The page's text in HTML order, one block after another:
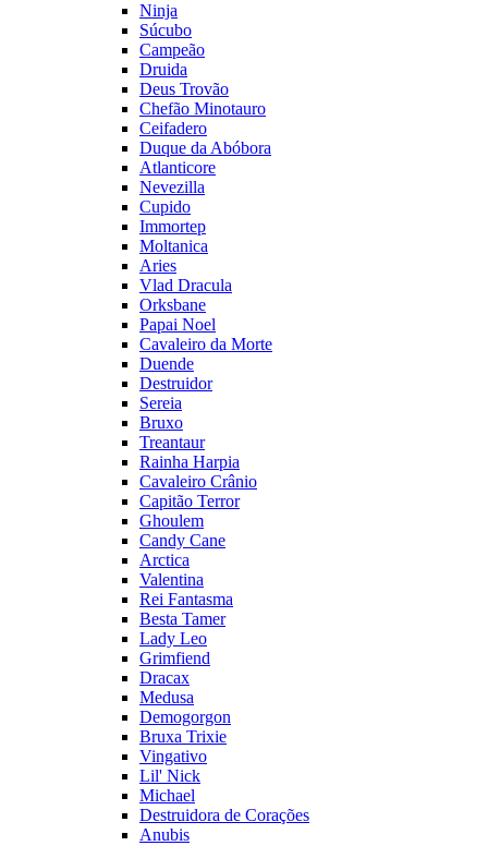
Ninja
Súcubo
Campeão
Druida
Deus Trovão
Chefão Minotauro
Ceifadero
Duque da Abóbora
Atlanticore
Nevezilla
Cupido
Immortep
Moltanica
Aries
Vlad Dracula
Orksbane
Papai Noel
Cavaleiro da Morte
Duende
Destruidor
Sereia
Bruxo
Treantaur
Rainha Harpia
Cavaleiro Crânio
Capitão Terror
Ghoulem
Candy Cane
Arctica
Valentina
Rei Fantasma
Besta Tamer
Lady Leo
Grimfiend
Dracax
Medusa
Demogorgon
Bruxa Trixie
Vingativo
Lil' Nick
Michael
Destruidora de Corações
Anubis